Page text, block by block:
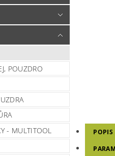
POUZDRO
- MULTITOOL
POPIS